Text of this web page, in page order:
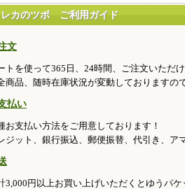
カのツボ ご利用ガイド
文
トを使って365日、24時間、ご注文いただけ
品、随時在庫状況が変動しておりますの
払い
お支払い方法をご用意しております！
ジット、銀行振込、郵便振替、代引き、ア
3,000円以上お買い上げいただくとゆうパ